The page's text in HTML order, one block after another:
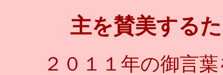
主を賛美する
２０１１年の御言葉